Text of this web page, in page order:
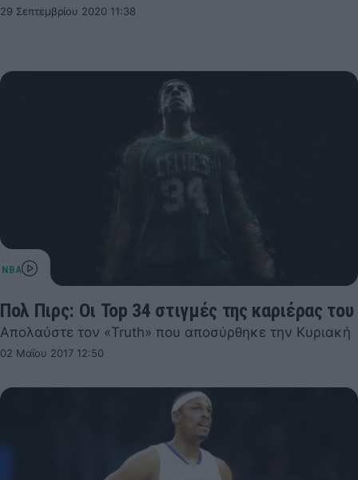
29 Σεπτεμβρίου 2020 11:38
Πολ Πιρς: Οι Top 34 στιγμές της καριέρας του
Απολαύστε τον «Truth» που αποσύρθηκε την Κυριακή
02 Μαΐου 2017 12:50